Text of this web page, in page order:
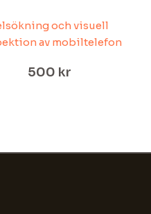
och visuell
av mobiltelefon
500 kr